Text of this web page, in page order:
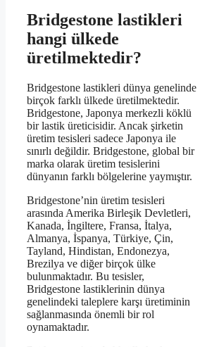
Bridgestone lastikleri
hangi ülkede
üretilmektedir?
Bridgestone lastikleri dünya genelinde
birçok farklı ülkede üretilmektedir.
Bridgestone, Japonya merkezli köklü
bir lastik üreticisidir. Ancak şirketin
üretim tesisleri sadece Japonya ile
sınırlı değildir. Bridgestone, global bir
marka olarak üretim tesislerini
dünyanın farklı bölgelerine yaymıştır.
Bridgestone’nin üretim tesisleri
arasında Amerika Birleşik Devletleri,
Kanada, İngiltere, Fransa, İtalya,
Almanya, İspanya, Türkiye, Çin,
Tayland, Hindistan, Endonezya,
Brezilya ve diğer birçok ülke
bulunmaktadır. Bu tesisler,
Bridgestone lastiklerinin dünya
genelindeki taleplere karşı üretiminin
sağlanmasında önemli bir rol
oynamaktadır.